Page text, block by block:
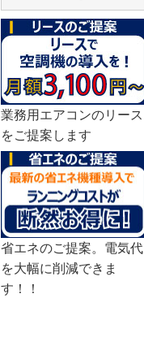
業務用エアコンのリース
をご提案します
省エネのご提案。電気代
を大幅に削減できま
す！！